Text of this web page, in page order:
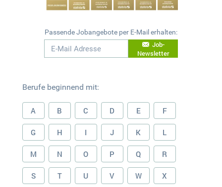
Passende Jobangebote per E-Mail erhalten:
Job-
Newsletter
Berufe beginnend mit:
A B C D E F
G H I J K L
M N O P Q R
S T U V W X